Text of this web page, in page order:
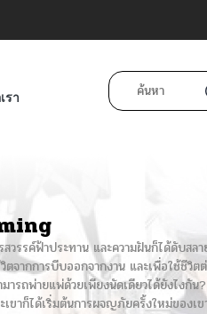
รา
รรค์ฟ้าประทาน และความฝันก็ได้ดับสล
ากการบีบออกจากงาน และเพื่อใช้ชีวิตต่
รถพ่ายแพ่ด้วยเพียงนัดเดียวได้ยังไงกัน
ขาก็ได้เริ่มต้นการผจญภัยครั้งใหม่ของเข